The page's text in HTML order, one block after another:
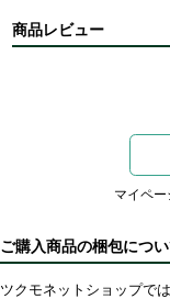
商品レビュー
マイペ
ご購入商品の梱包につ
ツクモネットショップで